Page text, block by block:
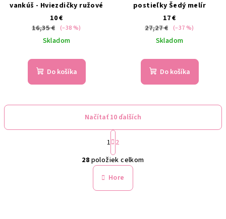
vankúš - Hviezdičky ružové
10 €
16,35 € (–38 %)
Skladom
Do košíka
postieľky Šedý melír
17 €
27,27 € (–37 %)
Skladom
Do košíka
O
v
l
á
Načítať 10 ďalších
S
t
r
á
n
k
o
1 2
28 položiek celkom
Hore